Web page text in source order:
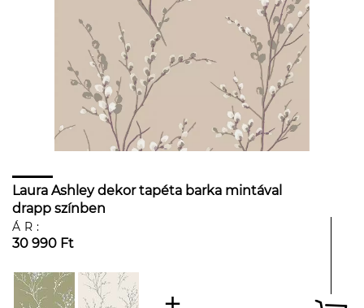
Laura Ashley dekor tapéta barka mintával
drapp színben
ÁR:
30 990 Ft